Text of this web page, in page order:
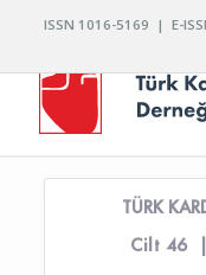
ISSN 1016-5169 | E-
TÜRK
Cilt 46